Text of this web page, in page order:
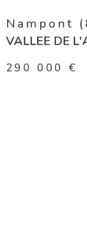
Nampont
VALLEE DE
290 000 €